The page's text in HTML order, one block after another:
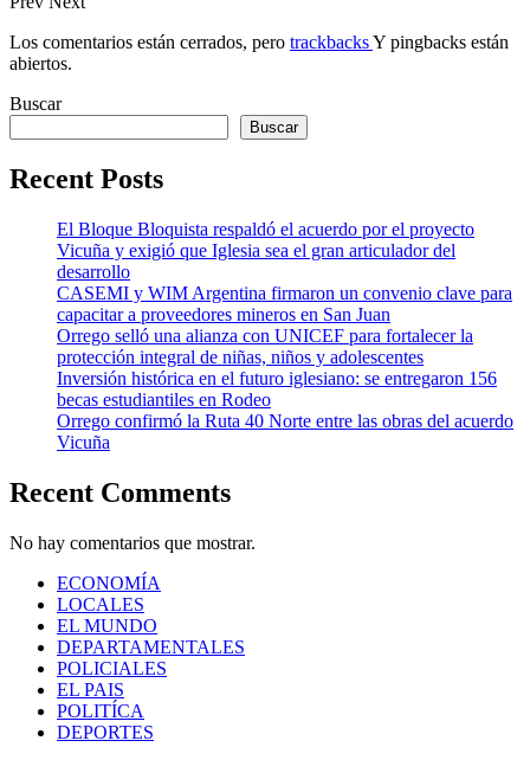
Los comentarios están cerrados, pero trackbacksY pingbacks están
abiertos.
Buscar
Buscar
Recent Posts
El Bloque Bloquista respaldó el acuerdo por el proyecto
Vicuña y exigió que Iglesia sea el gran articulador del
desarrollo
CASEMI y WIM Argentina firmaron un convenio clave para
capacitar a proveedores mineros en San Juan
Orrego selló una alianza con UNICEF para fortalecer la
protección integral de niñas, niños y adolescentes
Inversión histórica en el futuro iglesiano: se entregaron 156
becas estudiantiles en Rodeo
Orrego confirmó la Ruta 40 Norte entre las obras del acuerdo
Vicuña
Recent Comments
No hay comentarios que mostrar.
ECONOMÍA
LOCALES
EL MUNDO
DEPARTAMENTALES
POLICIALES
EL PAIS
POLITÍCA
DEPORTES